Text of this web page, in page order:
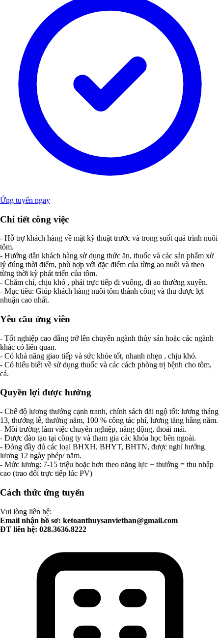
Ứng tuyển ngay
Chi tiết công việc
- Hỗ trợ khách hàng về mặt kỹ thuật trước và trong suốt quá trình nuôi
tôm.
- Hướng dẫn khách hàng sử dụng thức ăn, thuốc và các sản phẩm xử
lý đúng thời điểm, phù hợp với đặc điểm của từng ao nuôi và theo
từng thời kỳ phát triển của tôm.
- Chăm chỉ, chịu khó , phải trực tiếp đi vuông, đi ao thường xuyên.
- Mục tiêu: Giúp khách hàng nuôi tôm thành công và thu được lợi
nhuận cao nhất.
Yêu cầu ứng viên
- Tốt nghiệp cao đẳng trở lên chuyên ngành thủy sản hoặc các ngành
khác có liên quan.
- Có khả năng giao tiếp và sức khỏe tốt, nhanh nhẹn , chịu khó.
- Có hiểu biết về sử dụng thuốc và các cách phòng trị bệnh cho tôm,
cá.
Quyền lợi được hưởng
- Chế độ lương thưởng cạnh tranh, chính sách đãi ngộ tốt: lương tháng
13, thưởng lễ, thưởng năm, 100 % công tác phí, lương tăng hằng năm.
- Môi trường làm việc chuyên nghiệp, năng động, thoải mái.
- Được đào tạo tại công ty và tham gia các khóa học bên ngoài.
- Đóng đầy đủ các loại BHXH, BHYT, BHTN, được nghỉ hưởng
lương 12 ngày phép/ năm.
- Mức lương: 7-15 triệu hoặc hơn theo năng lực + thưởng = thu nhập
cao (trao đổi trực tiếp lúc PV)
Cách thức ứng tuyển
Vui lòng liên hệ:
Email nhận hồ sơ: ketoanthuysanviethan@gmail.com
ĐT liên hệ: 028.3636.8222